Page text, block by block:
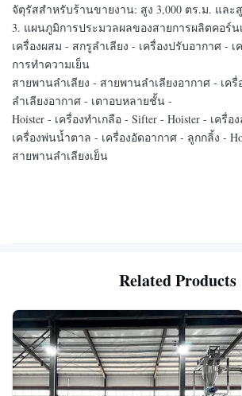
จัตุรัสสำหรับร้านขายงาน: สูง 3,000 ตร.ม. และ
3. แผนภูมิการประมวลผลของสายการผลิตคอร์น
เครื่องผสม - สกรูลำเลียง - เครื่องปรับอากาศ -
การทำความเย็น
สายพานลำเลียง - สายพานลำเลียงอากาศ - เค
ลำเลียงอากาศ - เตาอบหลายชั้น -
Hoister - เครื่องทำเกลือ - Sifter - Hoister - เครื่
เครื่องพ่นน้ำตาล - เครื่องอัดอากาศ - ลูกกลิ้ง -
สายพานลำเลียงเย็น
Related Products